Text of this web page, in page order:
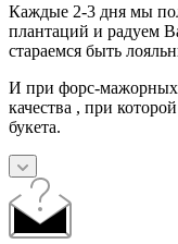
Каждые 2-3 дня мы
плантаций и радуем
стараемся быть
И при форс-мажорных
качества , при
букета.